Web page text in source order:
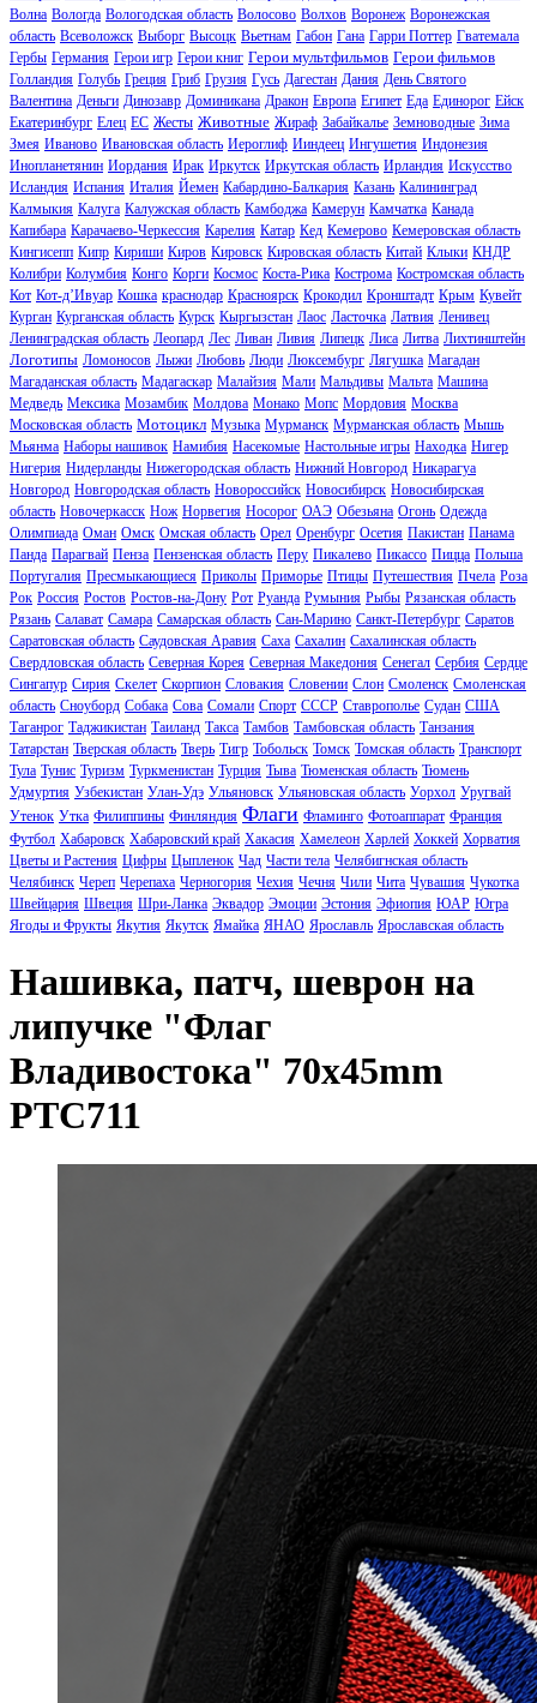
Волна Вологда Вологодская область Волосово Волхов Воронеж Воронежская
область Всеволожск Выборг Высоцк Вьетнам Габон Гана Гарри Поттер Гватемала
Гербы Германия Герои игр Герои книг Герои мультфильмов Герои фильмов
Голландия Голубь Греция Гриб Грузия Гусь Дагестан Дания День Святого
Валентина Деньги Динозавр Доминикана Дракон Европа Египет Еда Единорог Ейск
Екатеринбург Елец ЕС Жесты Животные Жираф Забайкалье Земноводные Зима
Змея Иваново Ивановская область Иероглиф Ииндеец Ингушетия Индонезия
Инопланетянин Иордания Ирак Иркутск Иркутская область Ирландия Искусство
Исландия Испания Италия Йемен Кабардино-Балкария Казань Калининград
Калмыкия Калуга Калужская область Камбоджа Камерун Камчатка Канада
Капибара Карачаево-Черкессия Карелия Катар Кед Кемерово Кемеровская область
Кингисепп Кипр Кириши Киров Кировск Кировская область Китай Клыки КНДР
Колибри Колумбия Конго Корги Космос Коста-Рика Кострома Костромская область
Кот Кот-д’Ивуар Кошка краснодар Красноярск Крокодил Кронштадт Крым Кувейт
Курган Курганская область Курск Кыргызстан Лаос Ласточка Латвия Ленивец
Ленинградская область Леопард Лес Ливан Ливия Липецк Лиса Литва Лихтинштейн
Логотипы Ломоносов Лыжи Любовь Люди Люксембург Лягушка Магадан
Магаданская область Мадагаскар Малайзия Мали Мальдивы Мальта Машина
Медведь Мексика Мозамбик Молдова Монако Мопс Мордовия Москва
Московская область Мотоцикл Музыка Мурманск Мурманская область Мышь
Мьянма Наборы нашивок Намибия Насекомые Настольные игры Находка Нигер
Нигерия Нидерланды Нижегородская область Нижний Новгород Никарагуа
Новгород Новгородская область Новороссийск Новосибирск Новосибирская
область Новочеркасск Нож Норвегия Носорог ОАЭ Обезьяна Огонь Одежда
Олимпиада Оман Омск Омская область Орел Оренбург Осетия Пакистан Панама
Панда Парагвай Пенза Пензенская область Перу Пикалево Пикассо Пицца Польша
Португалия Пресмыкающиеся Приколы Приморье Птицы Путешествия Пчела Роза
Рок Россия Ростов Ростов-на-Дону Рот Руанда Румыния Рыбы Рязанская область
Рязань Салават Самара Самарская область Сан-Марино Санкт-Петербург Саратов
Саратовская область Саудовская Аравия Саха Сахалин Сахалинская область
Свердловская область Северная Корея Северная Македония Сенегал Сербия Сердце
Сингапур Сирия Скелет Скорпион Словакия Словении Слон Смоленск Смоленская
область Сноуборд Собака Сова Сомали Спорт СССР Ставрополье Судан США
Таганрог Таджикистан Таиланд Такса Тамбов Тамбовская область Танзания
Татарстан Тверская область Тверь Тигр Тобольск Томск Томская область Транспорт
Тула Тунис Туризм Туркменистан Турция Тыва Тюменская область Тюмень
Удмуртия Узбекистан Улан-Удэ Ульяновск Ульяновская область Уорхол Уругвай
Утенок Утка Филиппины Финляндия Флаги Фламинго Фотоаппарат Франция
Футбол Хабаровск Хабаровский край Хакасия Хамелеон Харлей Хоккей Хорватия
Цветы и Растения Цифры Цыпленок Чад Части тела Челябигнская область
Челябинск Череп Черепаха Черногория Чехия Чечня Чили Чита Чувашия Чукотка
Швейцария Швеция Шри-Ланка Эквадор Эмоции Эстония Эфиопия ЮАР Югра
Ягоды и Фрукты Якутия Якутск Ямайка ЯНАО Ярославль Ярославская область
Нашивка, патч, шеврон на
липучке "Флаг
Владивостока" 70x45mm
PTC711